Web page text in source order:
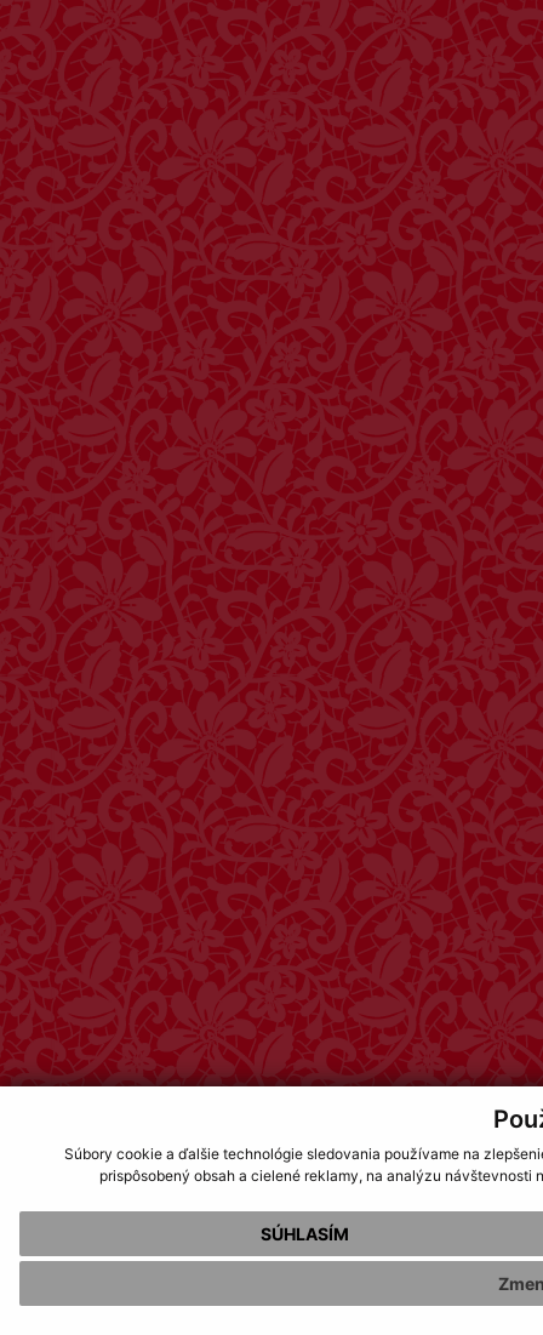
Súbory cookie a ďalšie technológie sledovania používame na
prispôsobený obsah a cielené reklamy, na analýzu
SÚHLASÍM